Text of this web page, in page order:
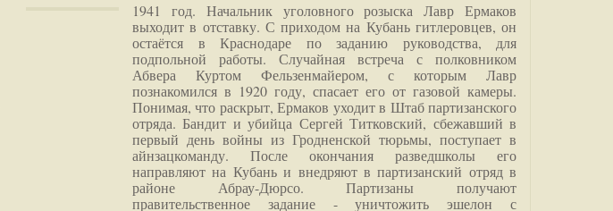
1941 год. Начальник уголовного розыска Лавр Ермаков
выходит в отставку. С приходом на Кубань гитлеровцев, он
остаётся в Краснодаре по заданию руководства, для
подпольной работы. Случайная встреча с полковником
Абвера Куртом Фельзенмайером, с которым Лавр
познакомился в 1920 году, спасает его от газовой камеры.
Понимая, что раскрыт, Ермаков уходит в Штаб партизанского
отряда. Бандит и убийца Сергей Титковский, сбежавший в
первый день войны из Гродненской тюрьмы, поступает в
айнзацкоманду. После окончания разведшколы его
направляют на Кубань и внедряют в партизанский отряд в
районе Абрау-Дюрсо. Партизаны получают
правительственное задание - уничтожить эшелон с